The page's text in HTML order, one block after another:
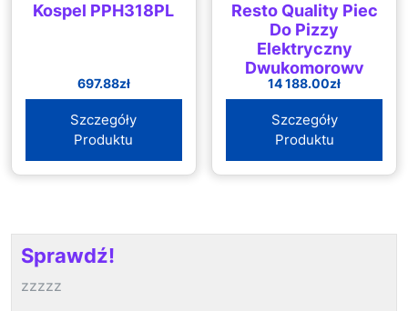
Kospel PPH318PL
697.88zł
Szczegóły
Produktu
Resto Quality Piec
Do Pizzy
Elektryczny
Dwukomorowy
12X36 Szeroki One
Big/L) (ONE66XLL)
14 188.00zł
Szczegóły
Produktu
Sprawdź!
zzzzz